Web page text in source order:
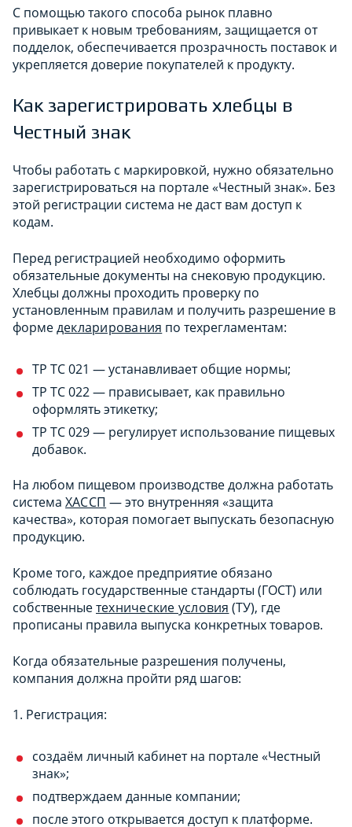
С помощью такого способа рынок плавно
привыкает к новым требованиям, защищается от
подделок, обеспечивается прозрачность поставок и
укрепляется доверие покупателей к продукту.
Как зарегистрировать хлебцы в
Честный знак
Чтобы работать с маркировкой, нужно обязательно
зарегистрироваться на портале «Честный знак». Без
этой регистрации система не даст вам доступ к
кодам.
Перед регистрацией необходимо оформить
обязательные документы на снековую продукцию.
Хлебцы должны проходить проверку по
установленным правилам и получить разрешение в
формедекларирования по техрегламентам:
ТР ТС 021 — устанавливает общие нормы;
ТР ТС 022 — прависывает, как правильно
оформлять этикетку;
ТР ТС 029 — регулирует использование пищевых
добавок.
На любом пищевом производстве должна работать
система ХАССП — это внутренняя «защита
качества», которая помогает выпускать безопасную
продукцию.
Кроме того, каждое предприятие обязано
соблюдать государственные стандарты (ГОСТ) или
собственныетехнические условия (ТУ), где
прописаны правила выпуска конкретных товаров.
Когда обязательные разрешения получены,
компания должна пройти ряд шагов:
1. Регистрация:
создаём личный кабинет на портале «Честный
знак»;
подтверждаем данные компании;
после этого открывается доступ к платформе.